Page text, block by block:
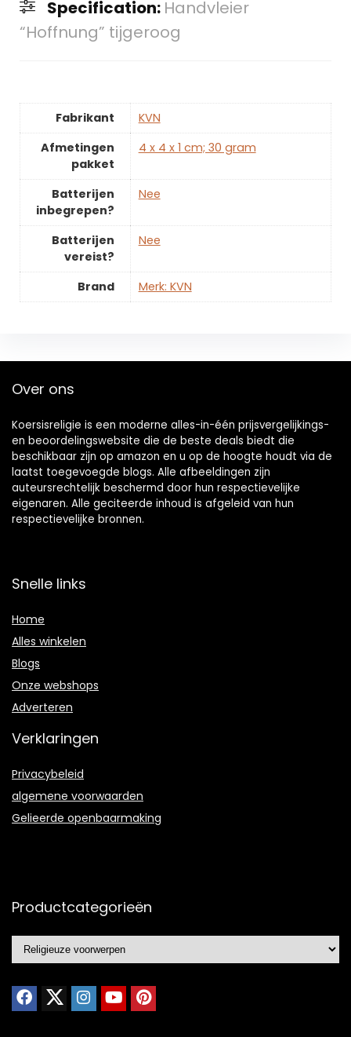
Specification: Handvleier
“Hoffnung” tijgeroog
Fabrikant
‎KVN
Afmetingen
pakket
‎4 x 4 x 1 cm; 30 gram
Batterijen
inbegrepen?
‎Nee
Batterijen
vereist?
‎Nee
Brand Merk: KVN
Over ons
Koersisreligie is een moderne alles-in-één prijsvergelijkings-
en beoordelingswebsite die de beste deals biedt die
beschikbaar zijn op amazon en u op de hoogte houdt via de
laatst toegevoegde blogs. Alle afbeeldingen zijn
auteursrechtelijk beschermd door hun respectievelijke
eigenaren. Alle geciteerde inhoud is afgeleid van hun
respectievelijke bronnen.
Snelle links
Home
Alles winkelen
Blogs
Onze webshops
Adverteren
Verklaringen
Privacybeleid
algemene voorwaarden
Gelieerde openbaarmaking
Productcategorieën